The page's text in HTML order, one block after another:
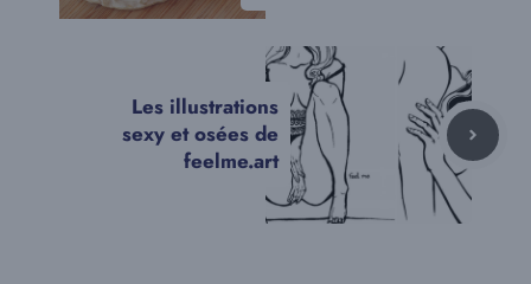
Les illustrations
sexy et osées de
feelme.art